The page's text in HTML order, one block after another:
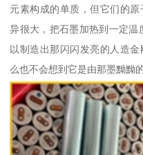
元素构成的单质，但它们的
异很大，把石墨加热到一定
以制造出那闪闪发亮的人造
么也不会想到它是由那墨黝黝